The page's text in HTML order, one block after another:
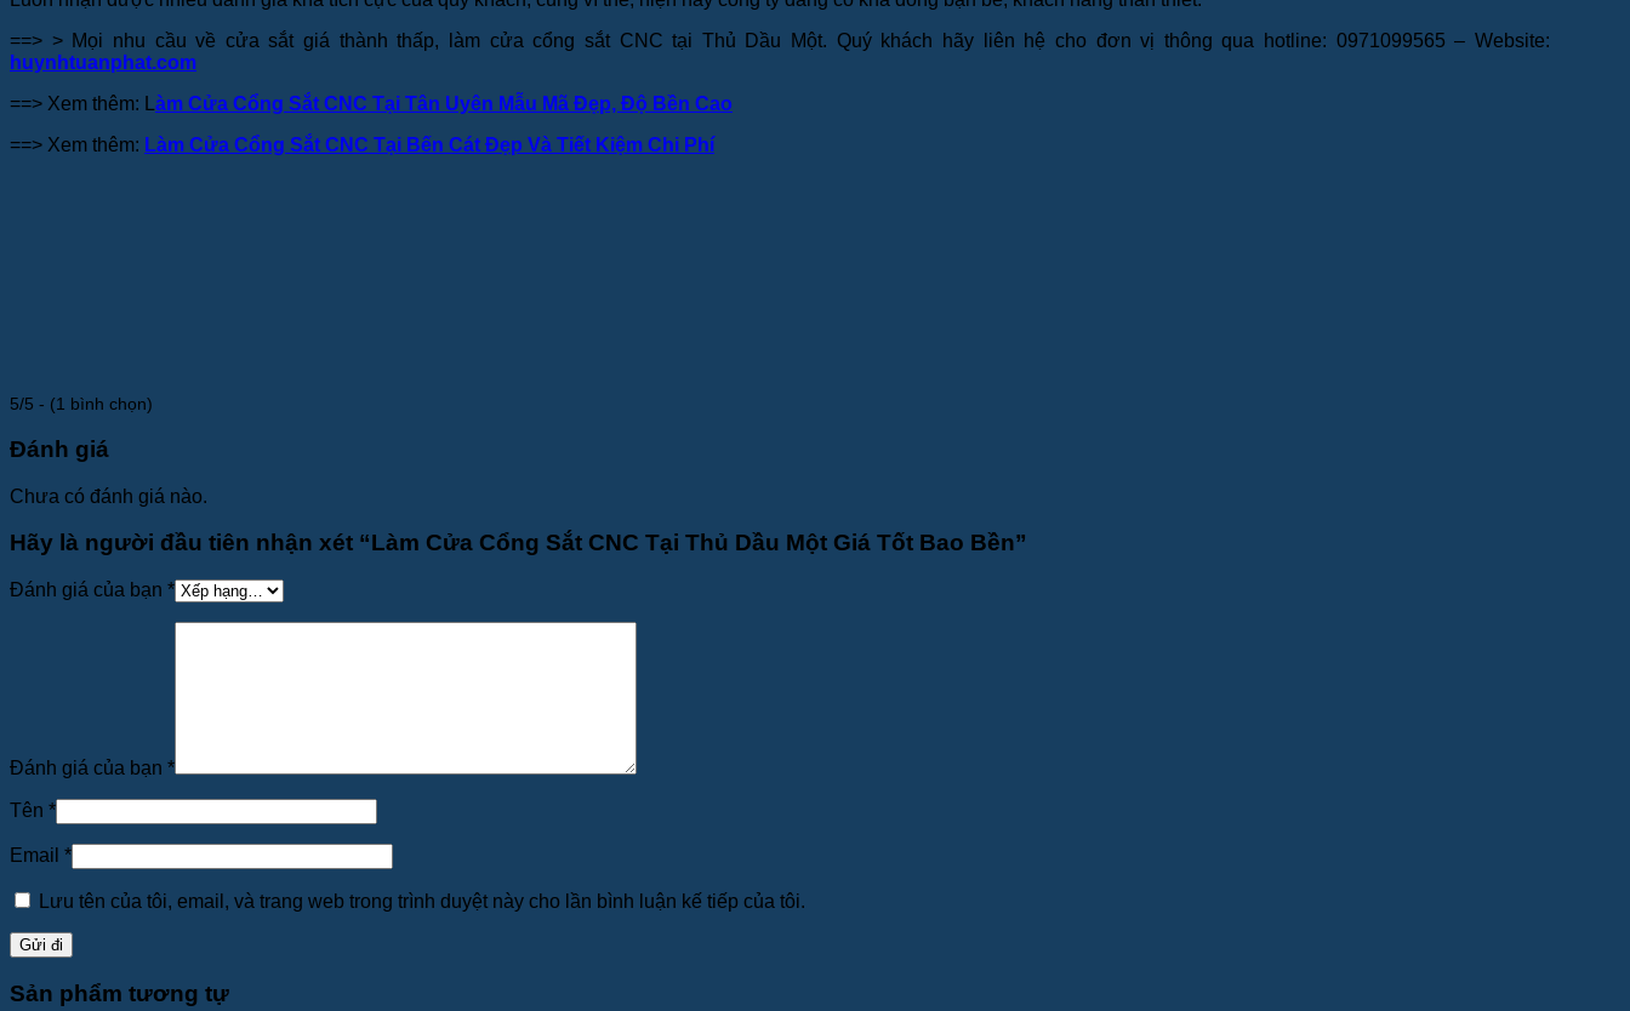
==> > Mọi nhu cầu về cửa sắt giá thành thấp, làm cửa cổng sắt CNC tại Thủ Dầu Một. Quý khách hãy liên hệ cho đơn vị thông qua hotline: 0971099565 – Website:
huynhtuanphat.com
==> Xem thêm: L àm Cửa Cổng Sắt CNC Tại Tân Uyên Mẫu Mã Đẹp, Độ Bền Cao
==> Xem thêm: Làm Cửa Cổng Sắt CNC Tại Bến Cát Đẹp Và Tiết Kiệm Chi Phí
5/5 - (1 bình chọn)
Đánh giá
Chưa có đánh giá nào.
Hãy là người đầu tiên nhận xét “Làm Cửa Cổng Sắt CNC Tại Thủ Dầu Một Giá Tốt Bao Bền”
Đánh giá của bạn *
Đánh giá của bạn *
Tên *
Email *
Lưu tên của tôi, email, và trang web trong trình duyệt này cho lần bình luận kế tiếp của tôi.
Sản phẩm tương tự